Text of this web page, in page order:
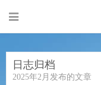
日志归档
2025年2月发布的文章